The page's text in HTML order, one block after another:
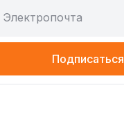
Электропочта
Подписаться